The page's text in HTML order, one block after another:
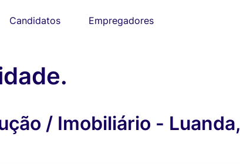
Candidatos Empregadores
/ Imobiliário - Luanda,